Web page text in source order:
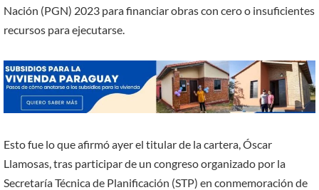
Nación (PGN) 2023 para financiar obras con cero o insuficientes
recursos para ejecutarse.
Esto fue lo que afirmó ayer el titular de la cartera, Óscar
Llamosas, tras participar de un congreso organizado por la
Secretaría Técnica de Planificación (STP) en conmemoración de